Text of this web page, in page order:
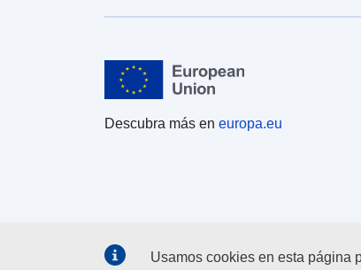
Descubra más en europa.eu
Usamos cookies en esta página